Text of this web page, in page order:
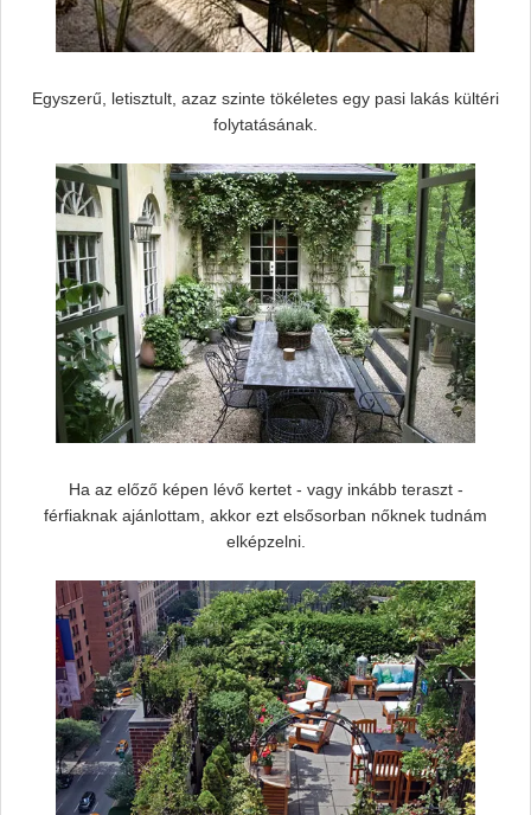
Egyszerű, letisztult, azaz szinte tökéletes egy pasi lakás kültéri
folytatásának.
Ha az előző képen lévő kertet - vagy inkább teraszt -
férfiaknak ajánlottam, akkor ezt elsősorban nőknek tudnám
elképzelni.